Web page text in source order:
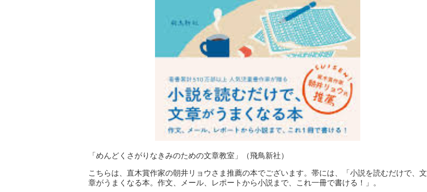
「めんどくさがりなきみのための文章教室」（飛鳥新社）
こちらは、直木賞作家の朝井リョウさま推薦の本でございます。帯には、「小説を読むだけで、文
章がうまくなる本。作文、メール、レポートから小説まで、これ一冊で書ける！」。